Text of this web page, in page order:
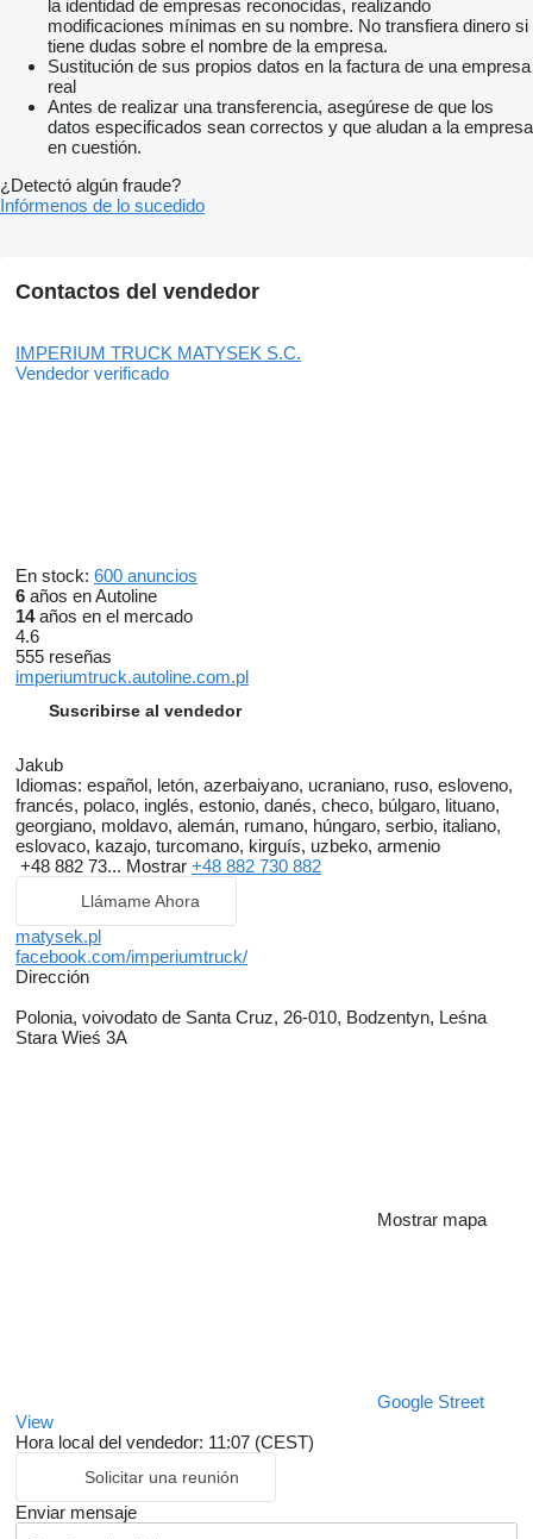
la identidad de empresas reconocidas, realizando
modificaciones mínimas en su nombre. No transfiera dinero si
tiene dudas sobre el nombre de la empresa.
Sustitución de sus propios datos en la factura de una empresa
real
Antes de realizar una transferencia, asegúrese de que los
datos especificados sean correctos y que aludan a la empresa
en cuestión.
¿Detectó algún fraude?
Infórmenos de lo sucedido
Contactos del vendedor
IMPERIUM TRUCK MATYSEK S.C.
Vendedor verificado
En stock: 600 anuncios
6 años en Autoline
14años en el mercado
4.6
555 reseñas
imperiumtruck.autoline.com.pl
Suscribirse al vendedor
Jakub
Idiomas: español, letón, azerbaiyano, ucraniano, ruso, esloveno,
francés, polaco, inglés, estonio, danés, checo, búlgaro, lituano,
georgiano, moldavo, alemán, rumano, húngaro, serbio, italiano,
eslovaco, kazajo, turcomano, kirguís, uzbeko, armenio
+48 882 73... Mostrar +48 882 730 882
Llámame Ahora
matysek.pl
facebook.com/imperiumtruck/
Dirección
Polonia, voivodato de Santa Cruz, 26-010, Bodzentyn, Leśna
Stara Wieś 3A
Mostrar mapa
Google Street
View
Hora local del vendedor: 11:07 (CEST)
Solicitar una reunión
Enviar mensaje